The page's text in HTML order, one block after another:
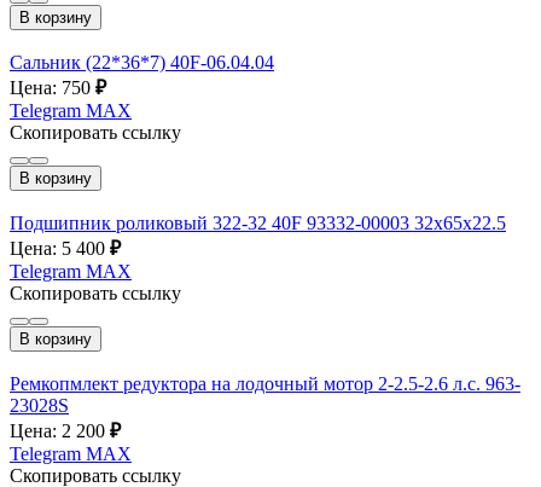
В корзину
Сальник (22*36*7) 40F-06.04.04
Цена: 750 ₽
Telegram MAX
Скопировать ссылку
В корзину
Подшипник роликовый 322-32 40F 93332-00003 32х65х22.5
Цена: 5 400 ₽
Telegram MAX
Скопировать ссылку
В корзину
Ремкопмлект редуктора на лодочный мотор 2-2.5-2.6 л.с. 963-
23028S
Цена: 2 200 ₽
Telegram MAX
Скопировать ссылку